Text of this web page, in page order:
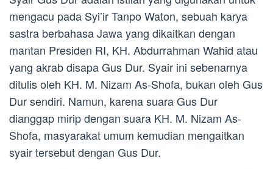
mengacu pada Syi’ir Tanpo Waton, sebuah karya
sastra berbahasa Jawa yang dikaitkan dengan
mantan Presiden RI, KH. Abdurrahman Wahid atau
yang akrab disapa Gus Dur. Syair ini sebenarnya
ditulis oleh KH. M. Nizam As-Shofa, bukan oleh Gus
Dur sendiri. Namun, karena suara Gus Dur
dianggap mirip dengan suara KH. M. Nizam As-
Shofa, masyarakat umum kemudian mengaitkan
syair tersebut dengan Gus Dur.